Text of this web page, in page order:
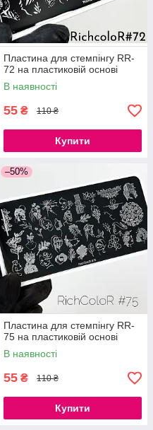
Пластина для стемпінгу RR-
72 на пластиковій основі
В наявності
55 ₴ 110 ₴
Купити
–50%
Пластина для стемпінгу RR-
75 на пластиковій основі
В наявності
55 ₴ 110 ₴
Купити